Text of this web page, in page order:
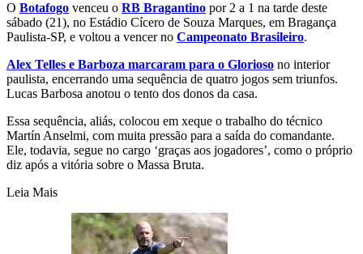
O Botafogo venceu o RB Bragantino por 2 a 1 na tarde deste
sábado (21), no Estádio Cícero de Souza Marques, em Bragança
Paulista-SP, e voltou a vencer no Campeonato Brasileiro.
Alex Telles e Barboza marcaram para o Glorioso no interior
paulista, encerrando uma sequência de quatro jogos sem triunfos.
Lucas Barbosa anotou o tento dos donos da casa.
Essa sequência, aliás, colocou em xeque o trabalho do técnico
Martín Anselmi, com muita pressão para a saída do comandante.
Ele, todavia, segue no cargo ‘graças aos jogadores’, como o próprio
diz após a vitória sobre o Massa Bruta.
Leia Mais